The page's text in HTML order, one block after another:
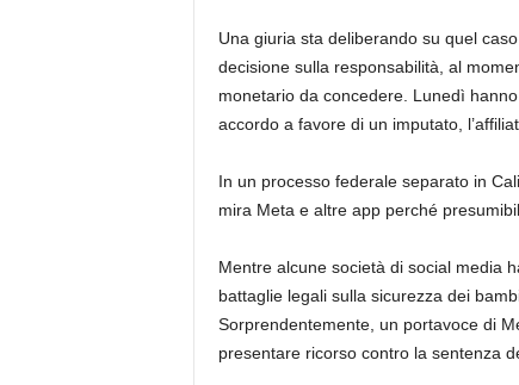
Una giuria sta deliberando su quel
decisione sulla responsabilità, al
monetario da concedere. Lunedì
accordo a favore di un imputato,
In un processo federale separato in
mira Meta e altre app perché
Mentre alcune società di social media
battaglie legali sulla sicurezza dei
Sorprendentemente, un portavoce di
presentare ricorso contro la sentenza